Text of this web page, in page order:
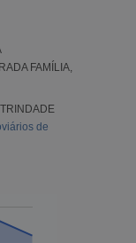
FAMÍLIA,
de